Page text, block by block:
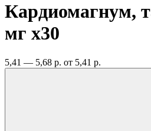
Кардиомагнум,
мг x30
5,41 — 5,68 р. от 5,41 р.